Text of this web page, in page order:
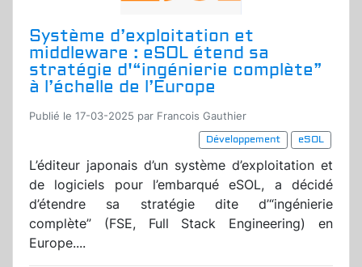
Système d’exploitation et
middleware : eSOL étend sa
stratégie d'“ingénierie complète”
à l’échelle de l’Europe
Publié le 17-03-2025 par Francois Gauthier
Développement
eSOL
L’éditeur japonais d’un système d’exploitation et
de logiciels pour l’embarqué eSOL, a décidé
d’étendre sa stratégie dite d’“ingénierie
complète” (FSE, Full Stack Engineering) en
Europe....